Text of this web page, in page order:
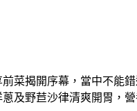
菜揭開序幕，當中不能
及野苣沙律清爽開胃，